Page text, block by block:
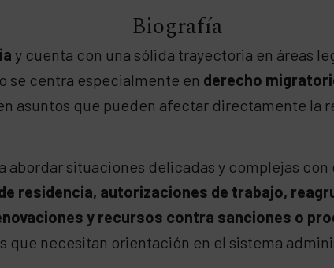
Biografía
y cuenta con una sólida trayectoria en áreas
se centra especialmente en derecho
asuntos que pueden afectar directamente la
abordar situaciones delicadas y complejas
residencia, autorizaciones de trabajo,
y recursos contra sanciones o
que necesitan orientación en el sistema